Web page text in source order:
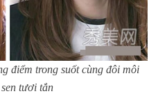
điểm trong suốt cùng đôi môi
tươi tắn